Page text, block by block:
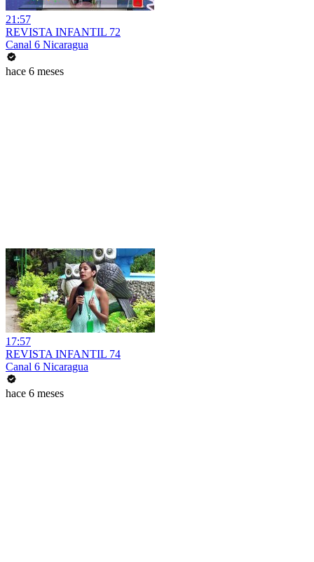
21:57
REVISTA INFANTIL 72
Canal 6 Nicaragua
hace 6 meses
17:57
REVISTA INFANTIL 74
Canal 6 Nicaragua
hace 6 meses